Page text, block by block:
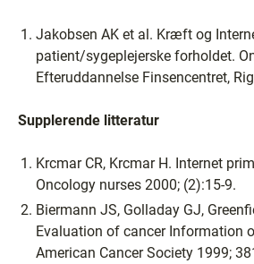
Jakobsen AK et al. Kræft og
patient/sygeplejerske forholdet.
Efteruddannelse Finsencentret,
Supplerende litteratur
Krcmar CR, Krcmar H. Internet
Oncology nurses 2000; (2):15-9.
Biermann JS, Golladay GJ,
Evaluation of cancer Information
American Cancer Society 1999;